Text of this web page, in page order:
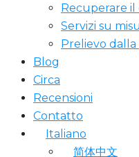
Recuperare il
Servizi su
Prelievo
Blog
Circa
Recensioni
Contatto
Italiano
简体中文